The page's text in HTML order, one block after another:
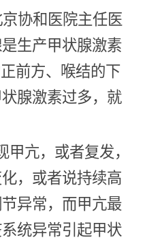
协和医院主任医
生产甲状腺激素
前方、喉结的下
腺激素过多，就
甲亢，或者复发，
，或者说持续高
异常，而甲亢最
统异常引起甲状